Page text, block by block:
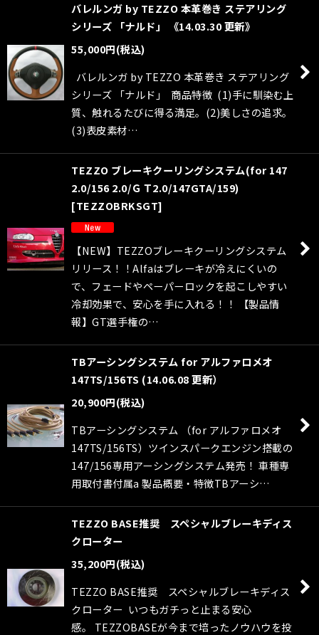
バレルンガ by TEZZO 本革巻き ステアリング
シリーズ 「ナルド」 《14.03.30 更新》
55,000円(税込)
バレルンガ by TEZZO 本革巻き ステアリング
シリーズ 「ナルド」 商品特徴 (1)手に馴染む上
質、触れるたびに得る満足。(2)美しさの追求。
(3)表皮素材…
TEZZO ブレーキクーリングシステム(for 147
2.0/156 2.0/ＧＴ2.0/147GTA/159)
[TEZZOBRKSGT]
【NEW】TEZZOブレーキクーリングシステム
リリース！！Alfaはブレーキが冷えにくいの
で、フェードやペーパーロックを起こしやすい
冷却効果で、安心を手に入れる！！ 【製品情
報】GT選手権の…
TBアーシングシステム for アルファロメオ
147TS/156TS (14.06.08 更新）
20,900円(税込)
TBアーシングシステム （for アルファロメオ
147TS/156TS）ツインスパークエンジン搭載の
147/156専用アーシングシステム発売！ 車種専
用取付書付属a 製品概要・特徴TBアーシ…
TEZZO BASE推奨 スペシャルブレーキディス
クローター
35,200円(税込)
TEZZO BASE推奨 スペシャルブレーキディス
クローター いつもガチっと止まる安心
感。 TEZZOBASEが今まで培ったノウハウを投